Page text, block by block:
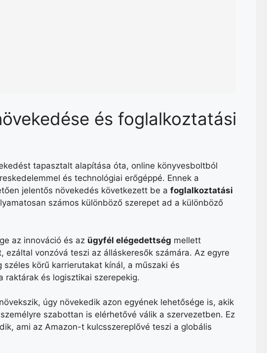
és foglalkoztatási
tapasztalt alapítása óta, online könyvesboltból
és technológiai erőgéppé. Ennek a
jelentős növekedés következett be a foglalkoztatási
számos különböző szerepet ad a különböző
az innováció és az ügyfél elégedettség mellett
ezáltal vonzóvá teszi az álláskeresők számára. Az egyre
széles körű karrierutakat kínál, a műszaki és
raktárak és logisztikai szerepekig.
úgy növekedik azon egyének lehetősége is, akik
személyre szabottan is elérhetővé válik a szervezetben. Ez
ami az Amazon-t kulcsszereplővé teszi a globális